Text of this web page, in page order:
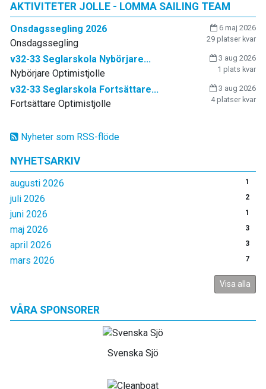
Nyheter som RSS-flöde
NYHETSARKIV
augusti 2026 1
juli 2026 2
juni 2026 1
maj 2026 3
april 2026 3
mars 2026 7
Visa alla
AKTIVITETER JOLLE - LOMMA SAILING TEAM
Onsdagssegling 2026
6 maj 2026
29 platser kvar
Onsdagssegling
v32-33 Seglarskola Nybörjare...
3 aug 2026
1 plats kvar
Nybörjare Optimistjolle
v32-33 Seglarskola Fortsättare...
3 aug 2026
4 platser kvar
Fortsättare Optimistjolle
VÅRA SPONSORER
Svenska Sjö